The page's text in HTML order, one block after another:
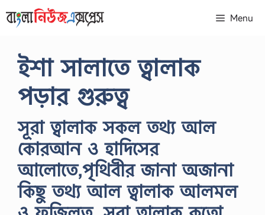
to
Menu
ইশা সালাতে ত্বালাক
পড়ার গুরুত্ব
সূরা ত্বালাক সকল তথ্য আল
কোরআন ও হাদিসের
আলোতে,পৃথিবীর জানা অজানা
কিছু তথ্য আল ত্বালাক আলমল